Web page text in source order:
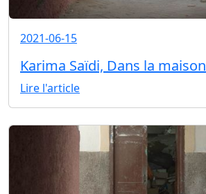
2021-06-15
Karima Saïdi, Dans la maison
Lire l'article